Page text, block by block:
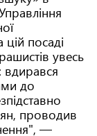
цій посаді
увесь
вдирався
до
проводив
—